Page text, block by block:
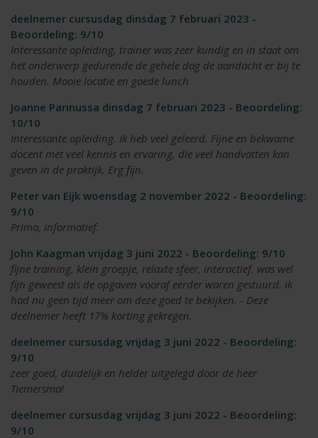
deelnemer cursusdag dinsdag 7 februari 2023 -
Beoordeling: 9/10
Interessante opleiding, trainer was zeer kundig en in staat om
het onderwerp gedurende de gehele dag de aandacht er bij te
houden. Mooie locatie en goede lunch
Joanne Parinussa dinsdag 7 februari 2023 - Beoordeling:
10/10
Interessante opleiding. Ik heb veel geleerd. Fijne en bekwame
docent met veel kennis en ervaring, die veel handvatten kan
geven in de praktijk. Erg fijn.
Peter van Eijk woensdag 2 november 2022 - Beoordeling:
9/10
Prima, informatief.
John Kaagman vrijdag 3 juni 2022 - Beoordeling: 9/10
fijne training, klein groepje, relaxte sfeer, interactief. was wel
fijn geweest als de opgaven vooraf eerder waren gestuurd. ik
had nu geen tijd meer om deze goed te bekijken. - Deze
deelnemer heeft 17% korting gekregen.
deelnemer cursusdag vrijdag 3 juni 2022 - Beoordeling:
9/10
zeer goed, duidelijk en helder uitgelegd door de heer
Tiemersma!
deelnemer cursusdag vrijdag 3 juni 2022 - Beoordeling:
9/10